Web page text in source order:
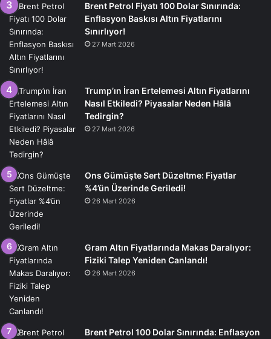
Brent Petrol Fiyatı 100 Dolar Sınırında:
Enflasyon Baskısı Altın Fiyatlarını
Sınırlıyor!
27 Mart 2026
Trump’ın İran Ertelemesi Altın Fiyatlarını
Nasıl Etkiledi? Piyasalar Neden Hâlâ
Tedirgin?
27 Mart 2026
Ons Gümüşte Sert Düzeltme: Fiyatlar
%4’ün Üzerinde Geriledi!
26 Mart 2026
Gram Altın Fiyatlarında Makas Daralıyor:
Fiziki Talep Yeniden Canlandı!
26 Mart 2026
Brent Petrol 100 Dolar Sınırında: Enflasyon